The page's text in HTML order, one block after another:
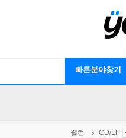
빠른분야찾기
웰컴 CD/LP